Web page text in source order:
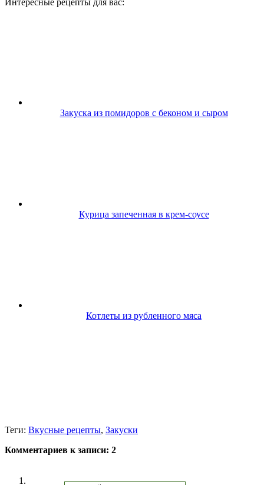
Закуска из помидоров с беконом и сыром
Курица запеченная в крем-соусе
Котлеты из рубленного мяса
Теги: Вкусные рецепты, Закуски
Комментариев к записи: 2